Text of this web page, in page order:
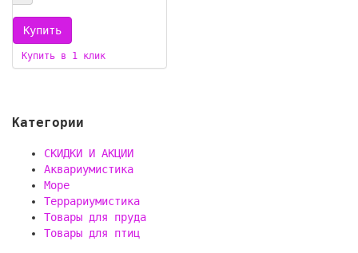
Купить в 1 клик
Категории
СКИДКИ И АКЦИИ
Аквариумистика
Море
Террариумистика
Товары для пруда
Товары для птиц